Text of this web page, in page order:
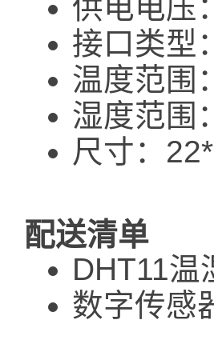
供电电压
接口类型
温度范
湿度范围
尺寸：
配送清单
DHT11
数字传